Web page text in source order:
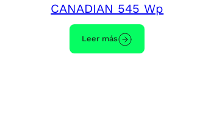
CANADIAN 545 Wp
Leer más